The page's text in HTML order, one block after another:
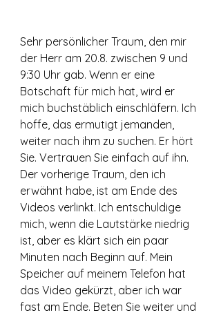
Sehr persönlicher Traum, den mir
der Herr am 20.8. zwischen 9 und
9:30 Uhr gab. Wenn er eine
Botschaft für mich hat, wird er
mich buchstäblich einschläfern. Ich
hoffe, das ermutigt jemanden,
weiter nach ihm zu suchen. Er hört
Sie. Vertrauen Sie einfach auf ihn.
Der vorherige Traum, den ich
erwähnt habe, ist am Ende des
Videos verlinkt. Ich entschuldige
mich, wenn die Lautstärke niedrig
ist, aber es klärt sich ein paar
Minuten nach Beginn auf. Mein
Speicher auf meinem Telefon hat
das Video gekürzt, aber ich war
fast am Ende. Beten Sie weiter und